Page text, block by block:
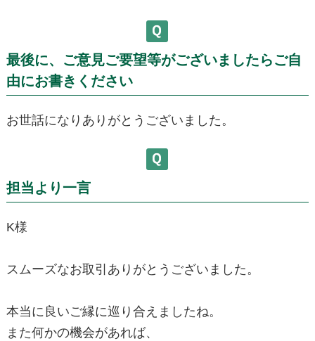
最後に、ご意見ご要望等がございましたらご自
由にお書きください
お世話になりありがとうございました。
担当より一言
K様
スムーズなお取引ありがとうございました。
本当に良いご縁に巡り合えましたね。
また何かの機会があれば、